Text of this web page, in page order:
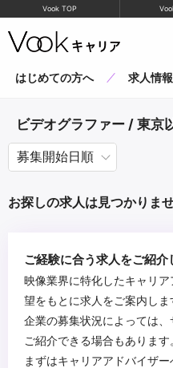
Vook TOP
はじめての方へ 求人情報
ビデオグラファー / 東京
お探しの求人は見つかりませ
ご経験に合う求人をご紹介
映像業界に特化したキャリ
望をもとに求人をご案内しま
企業の募集状況によっては
ご紹介できる場合もあります
まずはキャリアアドバイザー